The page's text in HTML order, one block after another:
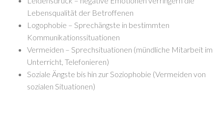
Lebensqualität der Betroffenen
Logophobie – Sprechängste in bestimmten
Kommunikationssituationen
Vermeiden – Sprechsituationen (mündliche Mitarbeit im
Unterricht, Telefonieren)
Soziale Ängste bis hin zur Soziophobie (Vermeiden von
sozialen Situationen)